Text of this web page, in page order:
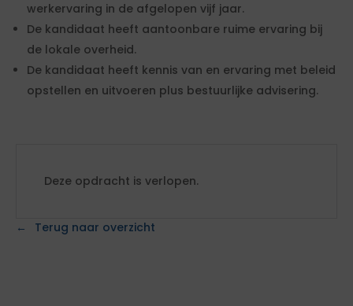
werkervaring in de afgelopen vijf jaar.
De kandidaat heeft aantoonbare ruime ervaring bij
de lokale overheid.
De kandidaat heeft kennis van en ervaring met beleid
opstellen en uitvoeren plus bestuurlijke advisering.
Deze opdracht is verlopen.
Terug naar overzicht